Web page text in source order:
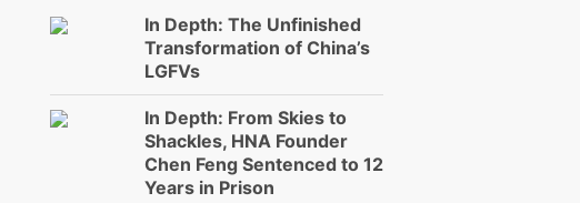
In Depth: The Unfinished
Transformation of China’s
LGFVs
In Depth: From Skies to
Shackles, HNA Founder
Chen Feng Sentenced to 12
Years in Prison